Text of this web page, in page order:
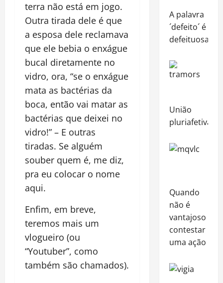
terra não está em jogo.
Outra tirada dele é que
a esposa dele reclamava
que ele bebia o enxágue
bucal diretamente no
vidro, ora, “se o enxágue
mata as bactérias da
boca, então vai matar as
bactérias que deixei no
vidro!” – E outras
tiradas. Se alguém
souber quem é, me diz,
pra eu colocar o nome
aqui.
Enfim, em breve,
teremos mais um
vlogueiro (ou
“Youtuber”, como
também são chamados).
A palavra
´defeito´ é
defeituosa!
União
pluriafetiva
Quando
não é
vantajoso
contestar
uma ação